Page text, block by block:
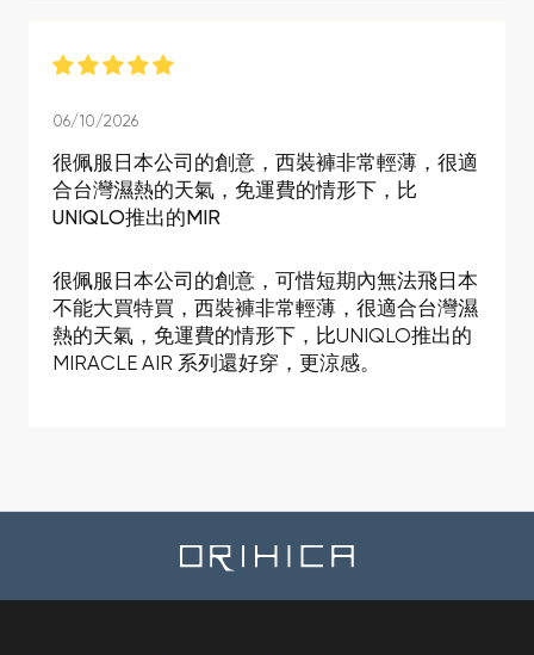
06/10/2026
很佩服日本公司的創意，西裝褲非常輕薄，很適
合台灣濕熱的天氣，免運費的情形下，比
UNIQLO推出的MIR
很佩服日本公司的創意，可惜短期內無法飛日本
不能大買特買，西裝褲非常輕薄，很適合台灣濕
熱的天氣，免運費的情形下，比UNIQLO推出的
MIRACLE AIR 系列還好穿，更涼感。